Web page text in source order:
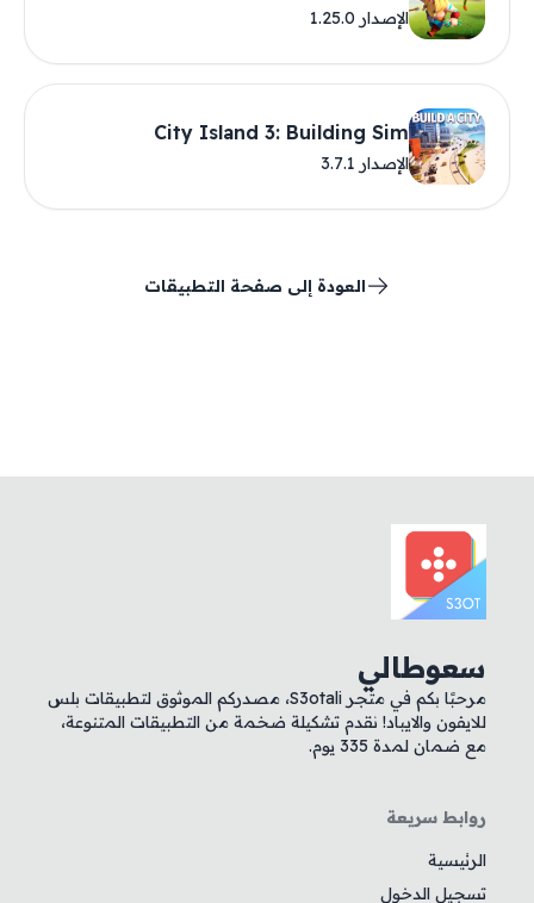
الإصدار 1.25.0
City Island 3: Building Sim
الإصدار 3.7.1
العودة إلى صفحة التطبيقات
سعوطالي
مرحبًا بكم في متجر S3otali، مصدركم الموثوق لتطبيقات بلس
للايفون والايباد! نقدم تشكيلة ضخمة من التطبيقات المتنوعة،
مع ضمان لمدة 335 يوم.
روابط سريعة
الرئيسية
تسجيل الدخول